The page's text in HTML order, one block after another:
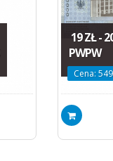
19 ZŁ -
PWPW
Cena: